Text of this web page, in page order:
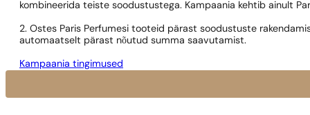
kombineerida teiste soodustustega. Kampaania kehtib ainult
2. Ostes Paris Perfumesi tooteid pärast soodustuste
automaatselt pärast nõutud summa saavutamist.
Kampaania tingimused